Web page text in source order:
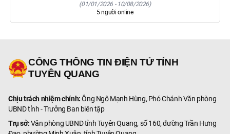
(01/01/2026 - 10/08/2026)
5người online
CỔNG THÔNG TIN ĐIỆN TỬ TỈNH
TUYÊN QUANG
Chịu trách nhiệm chính:Ông Ngô Mạnh Hùng, Phó Chánh Văn phòng
UBND tỉnh - Trưởng Ban biên tập
Trụ sở:Văn phòng UBND tỉnh Tuyên Quang, số 160, đường Trần Hưng